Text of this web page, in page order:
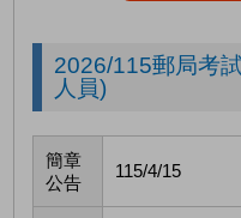
2026/115郵局考
人員)
簡章
公告
115/4/15